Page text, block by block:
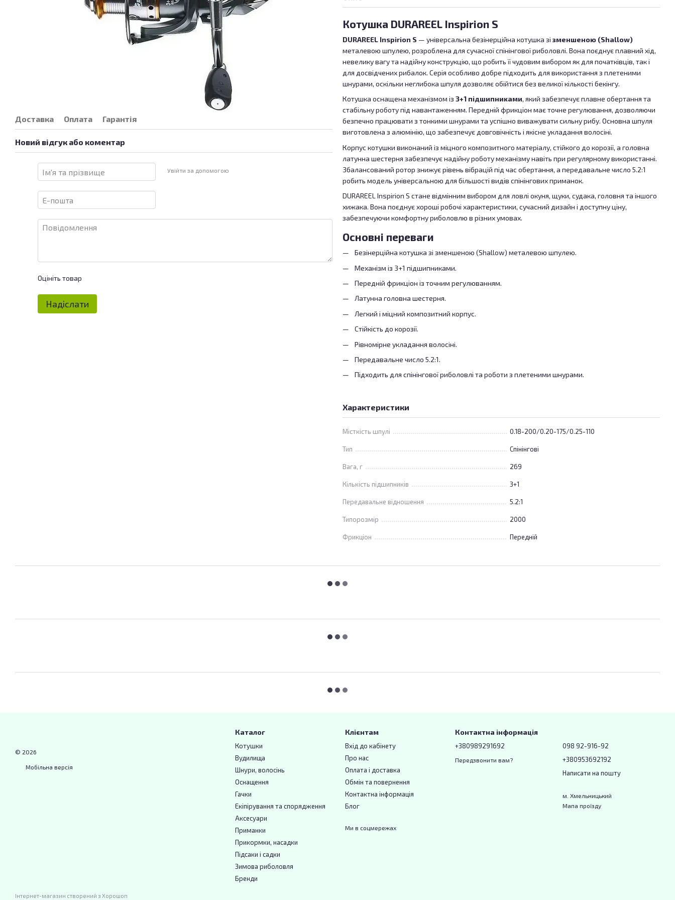
Доставка Оплата Гарантія
Новий відгук або коментар
Увійти за допомогою
Оцініть товар
Надіслати
Котушка DURAREEL Inspirion S
DURAREEL Inspirion S — універсальна безінерційна котушка зі зменшеною (Shallow)
металевою шпулею, розроблена для сучасної спінінгової риболовлі. Вона поєднує плавний хід,
невелику вагу та надійну конструкцію, що робить її чудовим вибором як для початківців, так і
для досвідчених рибалок. Серія особливо добре підходить для використання з плетеними
шнурами, оскільки неглибока шпуля дозволяє обійтися без великої кількості бекінгу.
Котушка оснащена механізмом із 3+1 підшипниками, який забезпечує плавне обертання та
стабільну роботу під навантаженням. Передній фрикціон має точне регулювання, дозволяючи
безпечно працювати з тонкими шнурами та успішно виважувати сильну рибу. Основна шпуля
виготовлена з алюмінію, що забезпечує довговічність і якісне укладання волосіні.
Корпус котушки виконаний із міцного композитного матеріалу, стійкого до корозії, а головна
латунна шестерня забезпечує надійну роботу механізму навіть при регулярному використанні.
Збалансований ротор знижує рівень вібрацій під час обертання, а передавальне число 5.2:1
робить модель універсальною для більшості видів спінінгових приманок.
DURAREEL Inspirion S стане відмінним вибором для ловлі окуня, щуки, судака, головня та іншого
хижака. Вона поєднує хороші робочі характеристики, сучасний дизайн і доступну ціну,
забезпечуючи комфортну риболовлю в різних умовах.
Основні переваги
Безінерційна котушка зі зменшеною (Shallow) металевою шпулею.
Механізм із 3+1 підшипниками.
Передній фрикціон із точним регулюванням.
Латунна головна шестерня.
Легкий і міцний композитний корпус.
Стійкість до корозії.
Рівномірне укладання волосіні.
Передавальне число 5.2:1.
Підходить для спінінгової риболовлі та роботи з плетеними шнурами.
Характеристики
Місткість шпулі 0.18-200/0.20-175/0.25-110
Тип Спінінгові
Вага, г 269
Кількість підшипників 3+1
Передавальне відношення 5.2:1
Типорозмір 2000
Фрикціон Передній
© 2026
Мобільна версія
Інтернет-магазин створений з Хорошоп
Каталог
Котушки
Вудилища
Шнури, волосінь
Оснащення
Гачки
Екіпірування та спорядження
Аксесуари
Приманки
Прикормки, насадки
Підсаки і садки
Зимова риболовля
Бренди
Клієнтам
Вхід до кабінету
Про нас
Оплата і доставка
Обмін та повернення
Контактна інформація
Блог
Ми в соцмережах
Контактна інформація
+380989291692
Передзвонити вам?
098 92-916-92
+380953692192
Написати на пошту
м. Хмельницький
Мапа проїзду